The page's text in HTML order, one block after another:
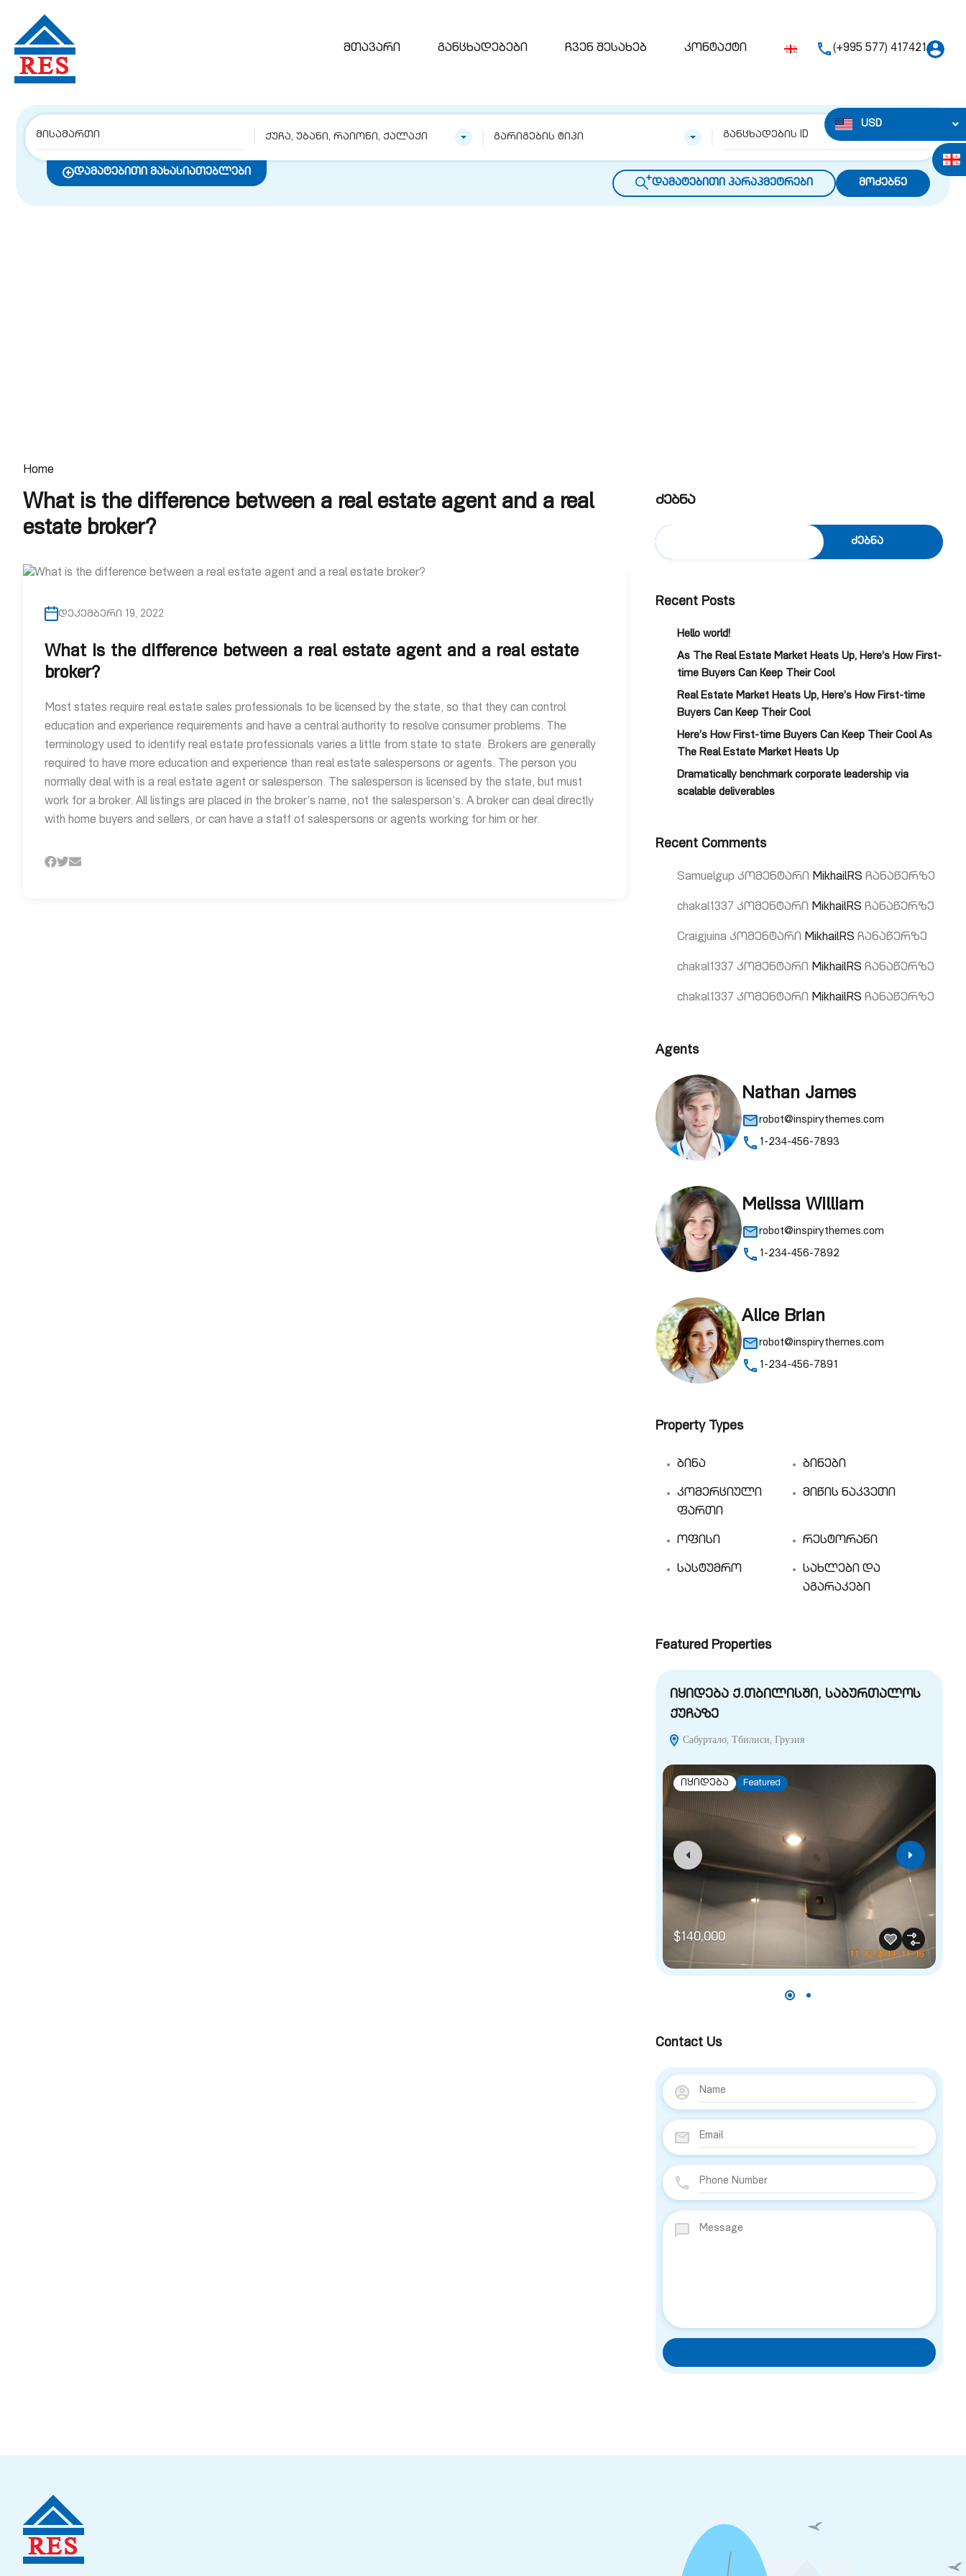
მთავარი განცხადებები ჩვენ შესახებ კონტაქტი (+995 577) 417421
ქუჩა, უბანი, რაიონი, ქალაქი გარიგების ტიპი
დამატებითი მახასიათებლები
დამატებითი პარაპმეტრები
მოძებნე
Home
What is the difference between a real estate agent and a real
estate broker?
დეკემბერი 19, 2022
What is the difference between a real estate agent and a real estate
broker?
Most states require real estate sales professionals to be licensed by the state, so that they can control
education and experience requirements and have a central authority to resolve consumer problems. The
terminology used to identify real estate professionals varies a little from state to state. Brokers are generally
required to have more education and experience than real estate salespersons or agents. The person you
normally deal with is a real estate agent or salesperson. The salesperson is licensed by the state, but must
work for a broker. All listings are placed in the broker’s name, not the salesperson’s. A broker can deal directly
with home buyers and sellers, or can have a staff of salespersons or agents working for him or her.
ძებნა
ძებნა
Recent Posts
Hello world!
As The Real Estate Market Heats Up, Here’s How First-
time Buyers Can Keep Their Cool
Real Estate Market Heats Up, Here’s How First-time
Buyers Can Keep Their Cool
Here’s How First-time Buyers Can Keep Their Cool As
The Real Estate Market Heats Up
Dramatically benchmark corporate leadership via
scalable deliverables
Recent Comments
Samuelgup კომენტარი MikhailRS ჩანაწერზე
chakal1337 კომენტარი MikhailRS ჩანაწერზე
Craigjuina კომენტარი MikhailRS ჩანაწერზე
chakal1337 კომენტარი MikhailRS ჩანაწერზე
chakal1337 კომენტარი MikhailRS ჩანაწერზე
Agents
Nathan James
robot@inspirythemes.com
1-234-456-7893
Melissa William
robot@inspirythemes.com
1-234-456-7892
Alice Brian
robot@inspirythemes.com
1-234-456-7891
Property Types
ბინა ბინები
კომერციული
ფართი
მიწის ნაკვეთი
ოფისი რესტორანი
სასტუმრო
სახლები და
აგარაკები
Featured Properties
იყიდება ქ.თბილისში, საბურთალოს
ქუჩაზე
Сабуртало, Тбилиси, Грузия
იყიდება Featured
$140,000
Contact Us
USD